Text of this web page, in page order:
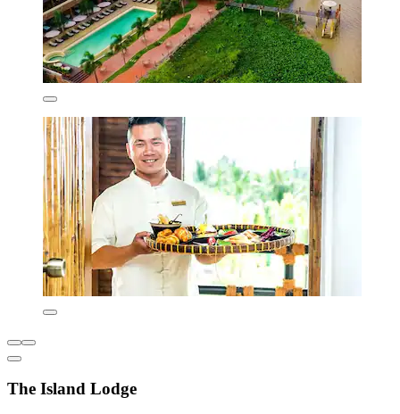
The Island Lodge